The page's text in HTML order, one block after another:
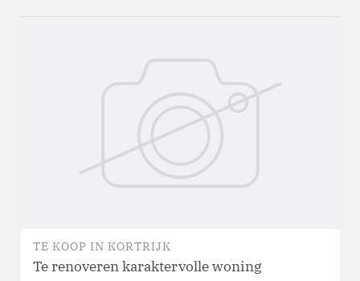
TE KOOP IN KORTRIJK
Te renoveren karaktervolle woning